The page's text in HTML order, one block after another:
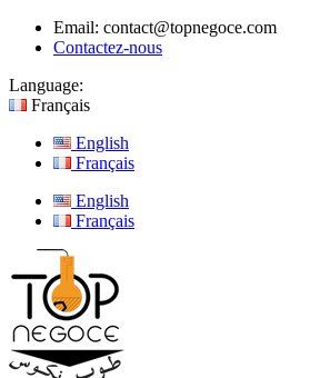
Email: contact@topnegoce.com
Contactez-nous
Language:
Français
English
Français
English
Français